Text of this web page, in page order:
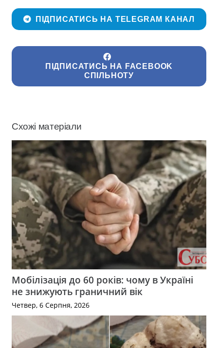
ПІДПИСАТИСЬ НА TELEGRAM КАНАЛ
ПІДПИСАТИСЬ НА FACEBOOK
СПІЛЬНОТУ
Схожі матеріали
Мобілізація до 60 років: чому в Україні
не знижують граничний вік
Четвер, 6 Серпня, 2026